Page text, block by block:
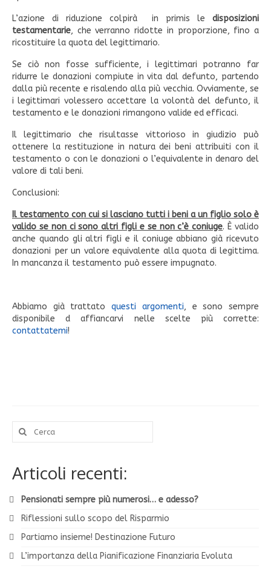
L’azione di riduzione colpirà in primis le disposizioni
testamentarie, che verranno ridotte in proporzione, fino a
ricostituire la quota del legittimario.
Se ciò non fosse sufficiente, i legittimari potranno far
ridurre le donazioni compiute in vita dal defunto, partendo
dalla più recente e risalendo alla più vecchia. Ovviamente, se
i legittimari volessero accettare la volontà del defunto, il
testamento e le donazioni rimangono valide ed efficaci.
Il legittimario che risultasse vittorioso in giudizio può
ottenere la restituzione in natura dei beni attribuiti con il
testamento o con le donazioni o l’equivalente in denaro del
valore di tali beni.
Conclusioni:
Il testamento con cui si lasciano tutti i beni a un figlio solo è
valido se non ci sono altri figli e se non c’è coniuge. È valido
anche quando gli altri figli e il coniuge abbiano già ricevuto
donazioni per un valore equivalente alla quota di legittima.
In mancanza il testamento può essere impugnato.
Abbiamo già trattatoquesti argomenti, e sono sempre
disponibile d affiancarvi nelle scelte più corrette:
contattatemi!
Cerca:
Articoli recenti:
Pensionati sempre più numerosi… e adesso?
Riflessioni sullo scopo del Risparmio
Partiamo insieme! Destinazione Futuro
L’importanza della Pianificazione Finanziaria Evoluta